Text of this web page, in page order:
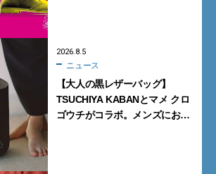
2026.8.5
ニュース
【大人の黒レザーバッグ】
TSUCHIYA KABANとマメ クロ
ゴウチがコラボ。メンズにおす